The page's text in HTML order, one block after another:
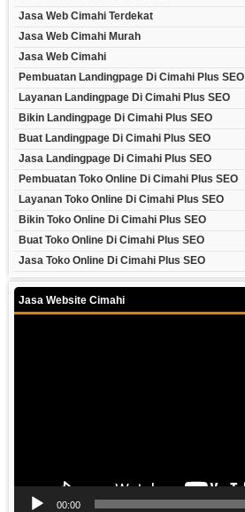
Jasa Web Cimahi Terdekat
Jasa Web Cimahi Murah
Jasa Web Cimahi
Pembuatan Landingpage Di Cimahi Plus SEO
Layanan Landingpage Di Cimahi Plus SEO
Bikin Landingpage Di Cimahi Plus SEO
Buat Landingpage Di Cimahi Plus SEO
Jasa Landingpage Di Cimahi Plus SEO
Pembuatan Toko Online Di Cimahi Plus SEO
Layanan Toko Online Di Cimahi Plus SEO
Bikin Toko Online Di Cimahi Plus SEO
Buat Toko Online Di Cimahi Plus SEO
Jasa Toko Online Di Cimahi Plus SEO
Jasa Website Cimahi
00:00